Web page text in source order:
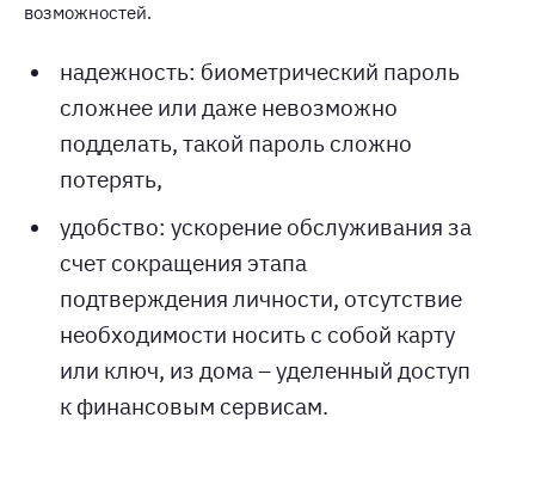
возможностей.
надежность: биометрический пароль
сложнее или даже невозможно
подделать, такой пароль сложно
потерять,
удобство: ускорение обслуживания за
счет сокращения этапа
подтверждения личности, отсутствие
необходимости носить с собой карту
или ключ, из дома – уделенный доступ
к финансовым сервисам.